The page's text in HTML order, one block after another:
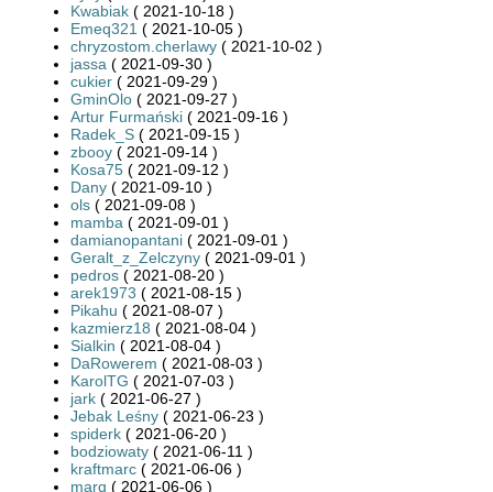
Kwabiak ( 2021-10-18 )
Emeq321 ( 2021-10-05 )
chryzostom.cherlawy ( 2021-10-02 )
jassa ( 2021-09-30 )
cukier ( 2021-09-29 )
GminOlo ( 2021-09-27 )
Artur Furmański ( 2021-09-16 )
Radek_S ( 2021-09-15 )
zbooy ( 2021-09-14 )
Kosa75 ( 2021-09-12 )
Dany ( 2021-09-10 )
ols ( 2021-09-08 )
mamba ( 2021-09-01 )
damianopantani ( 2021-09-01 )
Geralt_z_Zelczyny ( 2021-09-01 )
pedros ( 2021-08-20 )
arek1973 ( 2021-08-15 )
Pikahu ( 2021-08-07 )
kazmierz18 ( 2021-08-04 )
Sialkin ( 2021-08-04 )
DaRowerem ( 2021-08-03 )
KarolTG ( 2021-07-03 )
jark ( 2021-06-27 )
Jebak Leśny ( 2021-06-23 )
spiderk ( 2021-06-20 )
bodziowaty ( 2021-06-11 )
kraftmarc ( 2021-06-06 )
marg ( 2021-06-06 )